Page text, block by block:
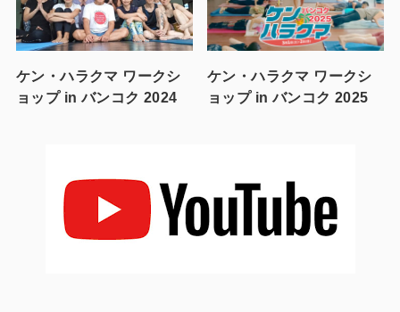
ケン・ハラクマ ワークシ
ョップ in バンコク 2024
ケン・ハラクマ ワークシ
ョップ in バンコク 2025